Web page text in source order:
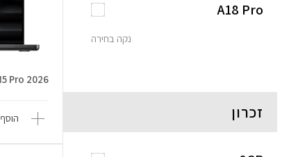
Pro 2026
A18 Pro
נקה בחירה
זכרון